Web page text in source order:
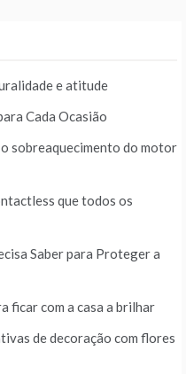
e atitude
Cada Ocasião
sobreaquecimento do motor
que todos os
Saber para Proteger a
ficar com a casa a brilhar
de decoração com flores